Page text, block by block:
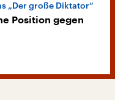
„Der große Diktator“
Position gegen